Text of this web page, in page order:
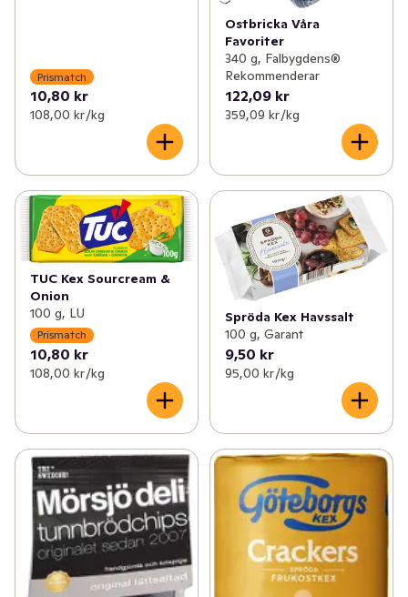
Prismatch
10,80 kr
108,00 kr /kg
Ostbricka Våra
Favoriter
340 g, Falbygdens®
Rekommenderar
122,09 kr
359,09 kr /kg
TUC Kex Sourcream &
Onion
100 g, LU
Prismatch
10,80 kr
108,00 kr /kg
Spröda Kex Havssalt
100 g, Garant
9,50 kr
95,00 kr /kg